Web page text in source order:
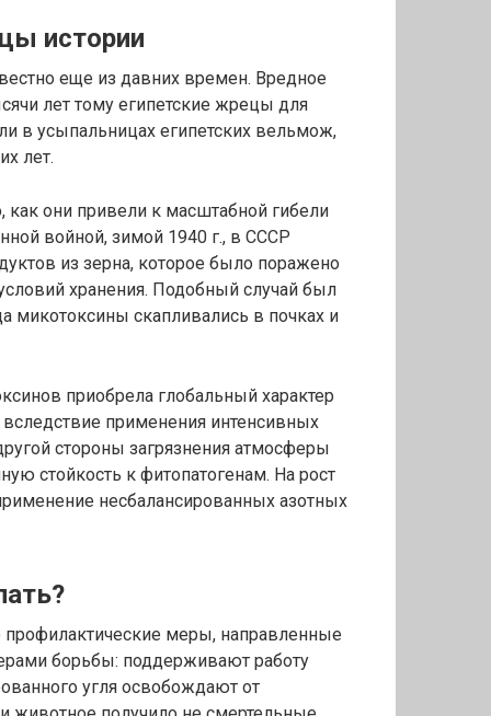
истории
еще из давних времен. Вредное
лет тому египетские жрецы для
в усыпальницах египетских вельмож,
лет.
как они привели к масштабной гибели
войной, зимой 1940 г., в СССР
из зерна, которое было поражено
хранения. Подобный случай был
микотоксины скапливались в почках и
приобрела глобальный характер
применения интенсивных
стороны загрязнения атмосферы
стойкость к фитопатогенам. На рост
несбалансированных азотных
меры, направленные
борьбы: поддерживают работу
угля освобождают от